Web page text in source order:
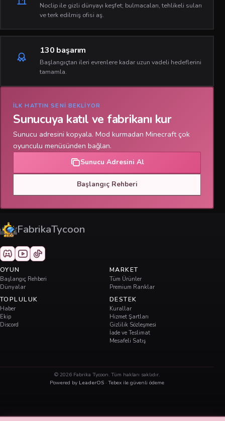
Noclip ile gizli dünyayı keşfet; bulmacaları, tehlikeli suları
ve terk edilmiş ofisi aş.
130 başarım
Başlangıçtan ileri evrenlere kadar uzun vadeli hedeflerini
tamamla.
İLK HATTIN SENI BEKLIYOR
Sunucuya katıl ve fabrikanı kur
Sunucu adresini kopyala. Mod kurmadan Minecraft çok
oyunculu menüsünden bağlan.
Sunucu Adresini Al
Başlangıç Rehberi
FabrikaTycoon
OYUN
Başlangıç Rehberi
Dünyalar
MARKET
Tüm Ürünler
Premium Ranklar
TOPLULUK
Haber
Ekip
Discord
DESTEK
Kurallar
Hizmet Şartları
Gizlilik Sözleşmesi
İade ve Teslimat
Mesafeli Satış
© 2026 Fabrika Tycoon. Tüm hakları saklıdır.
Powered by LeaderOS · Tebex ile güvenli ödeme